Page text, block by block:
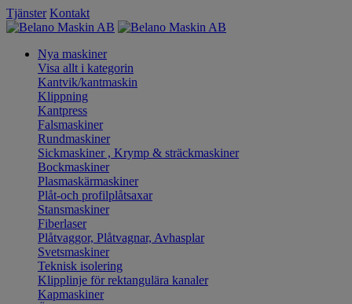
Tjänster Kontakt
Nya maskiner
Visa allt i kategorin
Kantvik/kantmaskin
Klippning
Kantpress
Falsmaskiner
Rundmaskiner
Sickmaskiner , Krymp & sträckmaskiner
Bockmaskiner
Plasmaskärmaskiner
Plåt-och profilplåtsaxar
Stansmaskiner
Fiberlaser
Plåtvaggor, Plåtvagnar, Avhasplar
Svetsmaskiner
Teknisk isolering
Klipplinje för rektangulära kanaler
Kapmaskiner